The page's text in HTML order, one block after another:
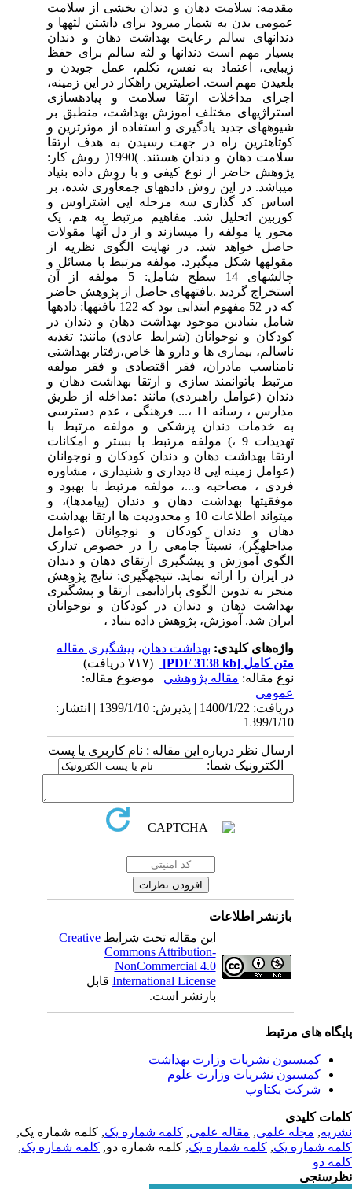
مقدمه: سلامت دهان و دندان بخشی از سلامت
عمومی بدن به شمار میرود برای داشتن لثهها و
دندانهای سالم رعایت بهداشت دهان و دندان
بسیار مهم است دندانها و لثه سالم برای حفظ
زیبایی، اعتماد به نفس، تکلم، عمل جویدن و
بلعیدن مهم است. اصلیترین راهکار در این زمینه،
اجرای مداخلات ارتقا سلامت و پیادهسازی
استراژیهای مختلف آموزش بهداشت، منطبق بر
شیوههای جدید یادگیری و استفاده از موثرترین و
کوتاهترین راه در جهت رسیدن به هدف ارتقا
سلامت دهان و دندان هستند. )1990( روش کار:
پژوهش حاضر از نوع کیفی و با روش داده بنیاد
میباشد. در این روش دادههای جمعآوری شده، بر
اساس کد گذاری سه مرحله ایی اشتراوس و
کوربین اتحلیل شد. مفاهیم مرتبط به هم، یک
محور یا مولفه را میسازند و از دل آنها مقولات
حاصل خواهد شد. در نهایت الگوی نظریه از
مقولهها شکل میگیرد. مولفه مرتبط با مسائل و
چالشهای 14 سطح شامل: 5 مولفه از آن
استخراج گردید .یافتههای حاصل از پژوهش حاضر
که در 52 مفهوم ابتدایی بود که 122 یافتهها: دادهها
شامل بنیادین موجود بهداشت دهان و دندان در
کودکان و نوجوانان (شرایط عادی) مانند: تغذیه
ناسالم، بیماری ها و دارو ها خاص،رفتار بهداشتی
نامناسب مادران، فقر اقتصادی و فقر مولفه
مرتبط باتوانمند سازی و ارتقا بهداشت دهان و
دندان (عوامل راهبردی) مانند :مداخله از طریق
مدارس ، رسانه 11 ،... فرهنگی ، عدم دسترسی
به خدمات دندان پزشکی و مولفه مرتبط با
تهدیدات 9 ،) مولفه مرتبط با بستر و امکانات
ارتقا بهداشت دهان و دندان کودکان و نوجوانان
(عوامل زمینه ایی 8 دیداری و شنیداری ، مشاوره
فردی ، مصاحبه و...، مولفه مرتبط با بهبود و
موفقیتها بهداشت دهان و دندان (پیامدها)، و
میتواند اطلاعات 10 و محدودیت ها ارتقا بهداشت
دهان و دندان کودکان و نوجوانان (عوامل
مداخلهگر)، نسبتاً جامعی را در خصوص تدارک
الگوی آموزش و پیشگیری ارتقای دهان و دندان
در ایران را ارائه نماید. نتیجهگیری: نتایج پژوهش
منجر به تدوین الگوی پارادایمی ارتقا و پیشگیری
بهداشت دهان و دندان در کودکان و نوجوانان
ایران شد. آموزش، پژوهش داده بنیاد ،
واژه‌های کلیدی:بهداشت دهان،پیشگیری مقاله
متن کامل[PDF 3138 kb]
نوع مقاله:مقاله پژوهشي| موضوع مقاله:
عمومى
دریافت: 1400/1/22 | پذیرش: 1399/1/10 | انتشار:
1399/1/10
ارسال نظر درباره این مقاله : نام کاربری یا پست
الکترونیک شما:
بازنشر اطلاعات
این مقاله تحت شرایطCreative
Commons Attribution-
NonCommercial 4.0
International Licenseقابل
بازنشر است.
های مرتبط
کمیسیون نشریات وزارت بهداشت
کمسیون نشریات وزارت علوم
شرکت یکتاوب
کلیدی
,مجله علمی, مقاله علمی, کلمه شماره یک, کلمه شماره یک,
شماره یک,کلمه شماره یک, کلمه شماره دو,کلمه شماره یک,
دو